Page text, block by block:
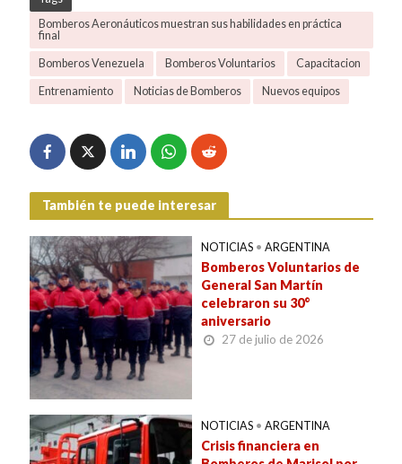
Bomberos Aeronáuticos muestran sus habilidades en práctica
final
Bomberos Venezuela Bomberos Voluntarios Capacitacion
Entrenamiento Noticias de Bomberos Nuevos equipos
También te puede interesar
NOTICIAS • ARGENTINA
Bomberos Voluntarios de
General San Martín
celebraron su 30°
aniversario
27 de julio de 2026
NOTICIAS • ARGENTINA
Crisis financiera en